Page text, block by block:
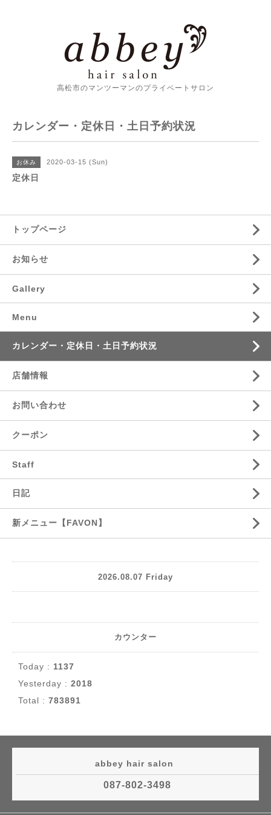
高松市のマンツーマンのプライベートサロン
カレンダー・定休日・土日予約状況
お休み 2020-03-15 (Sun)
定休日
トップページ
お知らせ
Gallery
Menu
カレンダー・定休日・土日予約状況
店舗情報
お問い合わせ
クーポン
Staff
日記
新メニュー【FAVON】
2026.08.07 Friday
カウンター
Today : 1137
Yesterday : 2018
Total : 783891
abbey hair salon
087-802-3498